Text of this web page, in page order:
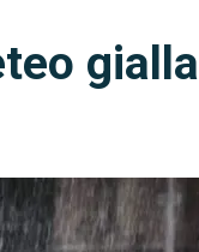
gialla